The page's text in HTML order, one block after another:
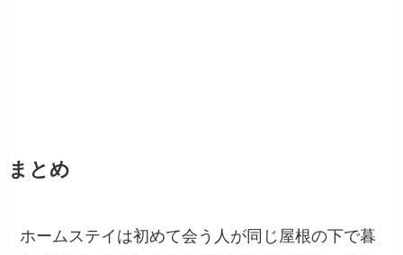
まとめ
ホームステイは初めて会う人が同じ屋根の下で暮